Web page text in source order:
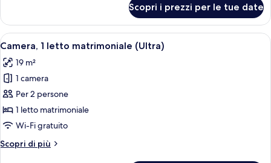
King
1
Lit
King
Scopri i prezzi per le tue date
Apri
tutte
le
foto
per
Camera,
1
matrimoniale
Camera, 1 letto matrimoniale (Ultra)
4
Camera, 1 letto matrimoniale (Ultra)
19 m²
1 camera
Per 2 persone
1 letto matrimoniale
Wi-Fi gratuito
Scopri di più
Altri